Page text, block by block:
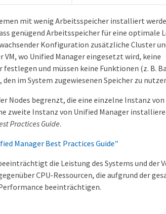
mit wenig Arbeitsspeicher installiert
genügend Arbeitsspeicher für eine optimale
Konfiguration zusätzliche Cluster
VM, wo Unified Manager eingesetzt wird, keine
festlegen und müssen keine Funktionen (z. B.
im System zugewiesenen Speicher zu
Nodes begrenzt, die eine einzelne Instanz
zweite Instanz von Unified Manager
Practices Guide.
Manager Best Practices Guide"
die Leistung des Systems und der
CPU-Ressourcen, die aufgrund der
beeinträchtigen.